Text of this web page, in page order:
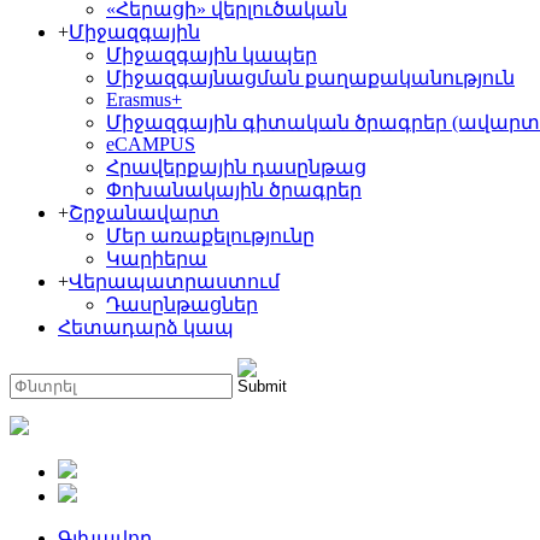
«Հերացի» վերլուծական
+Միջազգային
Միջազգային կապեր
Միջազգայնացման քաղաքականություն
Erasmus+
Միջազգային գիտական ծրագրեր
eCAMPUS
Հրավերքային դասընթաց
Փոխանակային ծրագրեր
+Շրջանավարտ
Մեր առաքելությունը
Կարիերա
+Վերապատրաստում
Դասընթացներ
Հետադարձ կապ